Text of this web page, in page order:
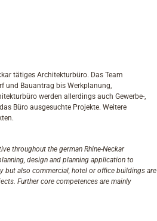
tätiges Architekturbüro. Das Team
und Bauantrag bis Werkplanung,
werden allerdings auch Gewerbe-,
Büro ausgesuchte Projekte. Weitere
throughout the german Rhine-Neckar
design and planning application to
but also commercial, hotel or office buildings are
Further core competences are mainly